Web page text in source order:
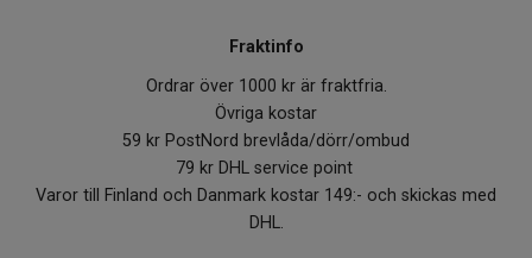
Fraktinfo
Ordrar över 1000 kr är fraktfria.
Övriga kostar
59 kr PostNord brevlåda/dörr/ombud
79 kr DHL service point
Varor till Finland och Danmark kostar 149:- och skickas med
DHL.